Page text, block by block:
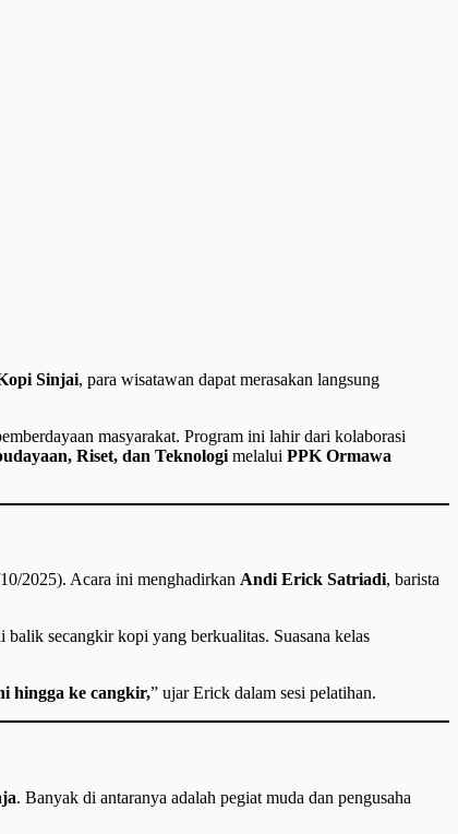
Sinjai, para wisatawan dapat merasakan langsung
masyarakat. Program ini lahir dari kolaborasi
Riset, dan Teknologi melalui PPK Ormawa
2025). Acara ini menghadirkan Andi Erick Satriadi, barista
secangkir kopi yang berkualitas. Suasana kelas
hingga ke cangkir,” ujar Erick dalam sesi pelatihan.
. Banyak di antaranya adalah pegiat muda dan pengusaha